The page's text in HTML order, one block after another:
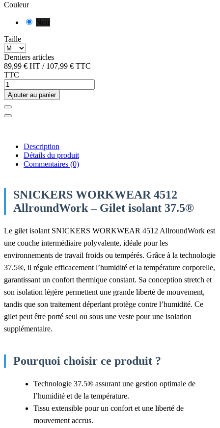
Couleur
Noir
Taille
Derniers articles
89,99 € HT / 107,99 € TTC
TTC
Ajouter au panier
Description
Détails du produit
Commentaires (0)
SNICKERS WORKWEAR 4512
AllroundWork – Gilet isolant 37.5®
Le gilet isolant SNICKERS WORKWEAR 4512 AllroundWork est
une couche intermédiaire polyvalente, idéale pour les
environnements de travail froids ou tempérés. Grâce à la technologie
37.5®, il régule efficacement l’humidité et la température corporelle,
garantissant un confort thermique constant. Sa conception stretch et
son isolation légère permettent une grande liberté de mouvement,
tandis que son traitement déperlant protège contre l’humidité. Ce
gilet peut être porté seul ou sous une veste pour une isolation
supplémentaire.
Pourquoi choisir ce produit ?
Technologie 37.5® assurant une gestion optimale de
l’humidité et de la température.
Tissu extensible pour un confort et une liberté de
mouvement accrus.